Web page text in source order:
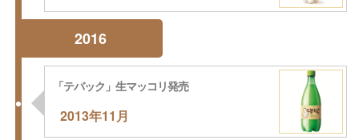
2016
2013年11月
「テバック」生マッコリ発売